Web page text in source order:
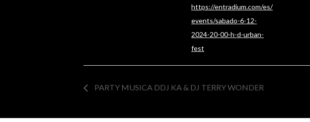
https://entradium.com/es/
events/sabado-6-12-
2024-20-00-h-d-urban-
fest
PARTY MUSICA DDJ KA & DJ TERRY WONDER